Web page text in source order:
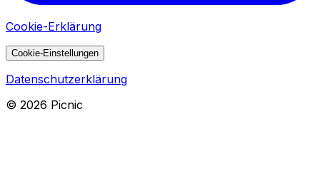
Cookie-Erklärung
Cookie-Einstellungen
Datenschutzerklärung
© 2026 Picnic